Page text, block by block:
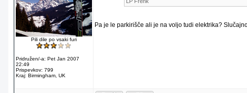
Pili dile po vsaki furi
Pridružen/-a: Pet Jan 2007
22:49
Prispevkov: 799
Kraj: Birmingham, UK
Pa je le parkirišče ali je na voljo tudi elektrika?